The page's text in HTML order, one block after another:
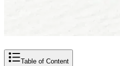
Table of Content